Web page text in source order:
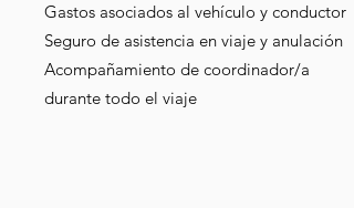
Gastos asociados al vehículo y conductor
Seguro de asistencia en viaje y anulación
Acompañamiento de coordinador/a
durante todo el viaje